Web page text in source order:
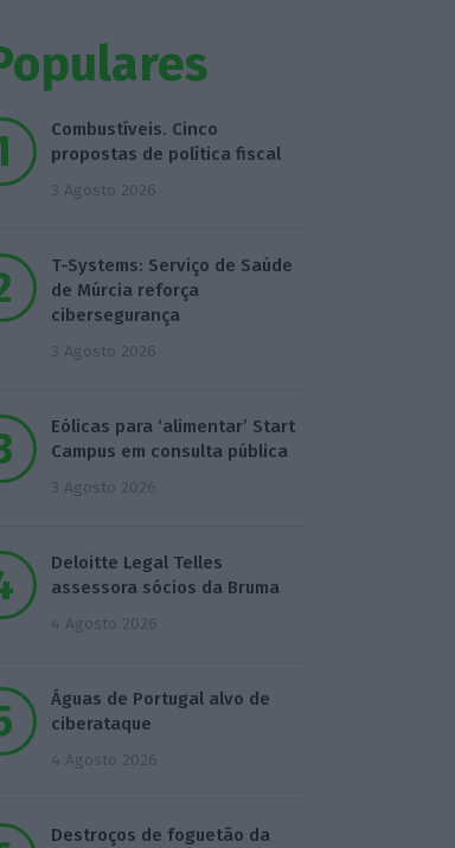
Combustíveis. Cinco
propostas de política fiscal
3 Agosto 2026
T-Systems: Serviço de Saúde
de Múrcia reforça
cibersegurança
3 Agosto 2026
Eólicas para ‘alimentar’ Start
Campus em consulta pública
3 Agosto 2026
Deloitte Legal Telles
assessora sócios da Bruma
4 Agosto 2026
Águas de Portugal alvo de
ciberataque
4 Agosto 2026
Destroços de foguetão da